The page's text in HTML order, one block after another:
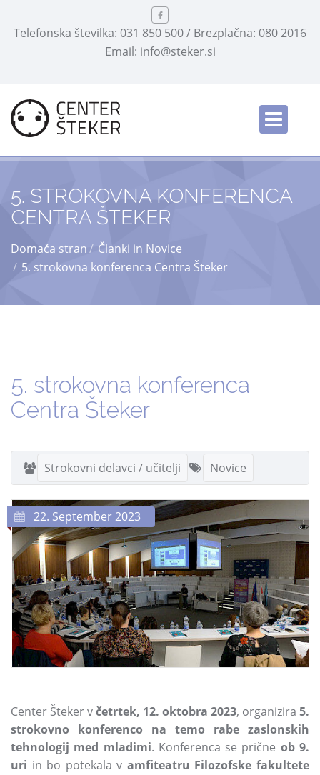
Telefonska številka: 031 850 500 / Brezplačna: 080 2016
Email: info@steker.si
5. STROKOVNA KONFERENCA
CENTRA ŠTEKER
Domača stran
Članki in Novice
5. strokovna konferenca Centra Šteker
5. strokovna konferenca
Centra Šteker
Strokovni delavci / učitelji Novice
22. September 2023
Center Šteker včetrtek, 12. oktobra 2023, organizira 5.
strokovno konferenco na temo rabe zaslonskih
tehnologij med mladimi. Konferenca se prične ob 9.
uri in bo potekala v amfiteatru Filozofske fakultete